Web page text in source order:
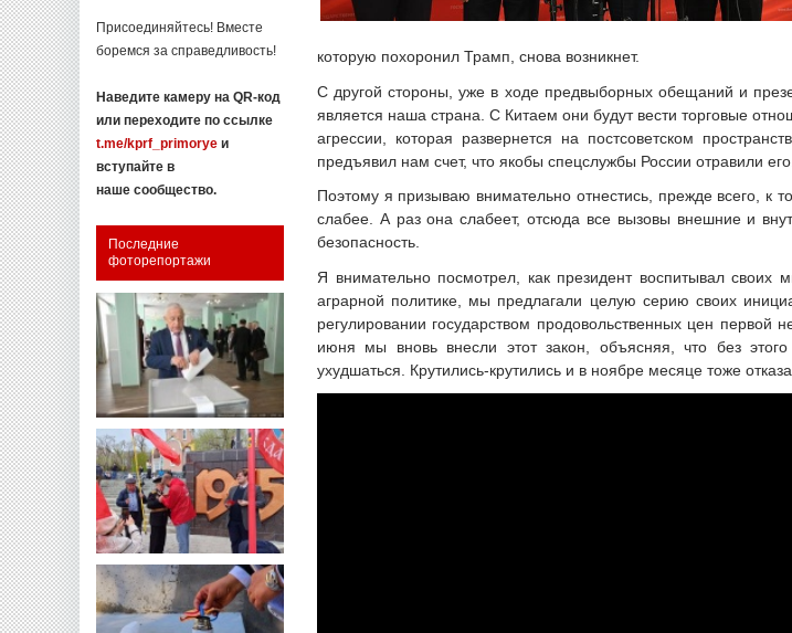
Присоединяйтесь! Вместе
боремся за справедливость!
Наведите камеру на QR-код
или переходите по ссылке
t.me/kprf_primorye и
вступайте в
наше сообщество.
Последние
фоторепортажи
которую похоронил Трамп, снова возникнет.
С другой стороны, уже в ходе предвыборных обещаний и
является наша страна. С Китаем они будут вести торговые
агрессии, которая развернется на постсоветском
предъявил нам счет, что якобы спецслужбы России отравили
Поэтому я призываю внимательно отнестись, прежде всего, к
слабее. А раз она слабеет, отсюда все вызовы внешние и
безопасность.
Я внимательно посмотрел, как президент воспитывал своих
аграрной политике, мы предлагали целую серию своих
регулировании государством продовольственных цен первой
июня мы вновь внесли этот закон, объясняя, что без
ухудшаться. Крутились-крутились и в ноябре месяце тоже